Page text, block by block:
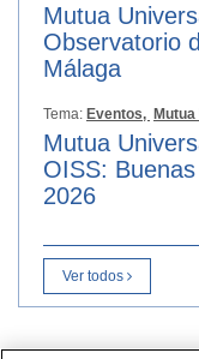
Mutua
Observatorio
Málaga
Tema: Eventos,
Mutua
OISS:
2026
Ver todos